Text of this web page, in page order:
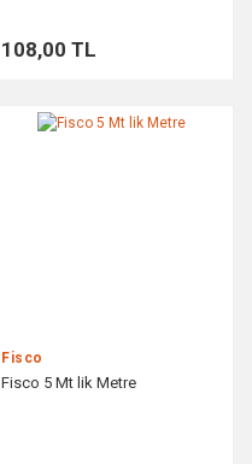
108,00 TL
Fisco
Fisco 5 Mt lik Metre